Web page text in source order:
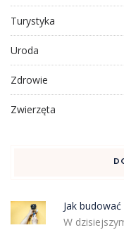
Turystyka
Uroda
Zdrowie
Zwierzęta
Jak
W